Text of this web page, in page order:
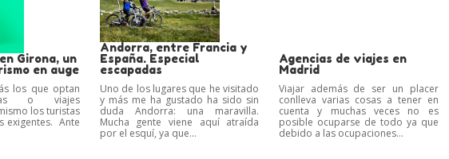
Girona, un
en auge
los que optan
o viajes
los turistas
exigentes. Ante
Andorra, entre Francia y
España. Especial
escapadas
Uno de los lugares que he visitado
y más me ha gustado ha sido sin
duda Andorra: una maravilla.
Mucha gente viene aquí atraída
por el esquí, ya que...
Agencias de viajes en
Madrid
Viajar además de ser un placer
conlleva varias cosas a tener en
cuenta y muchas veces no es
posible ocuparse de todo ya que
debido a las ocupaciones...